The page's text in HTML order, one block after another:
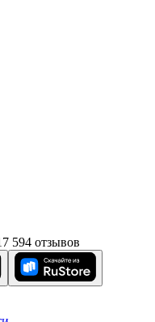
594 отзывов